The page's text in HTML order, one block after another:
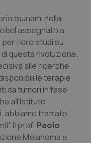
tsunami nella
assegnato a
per i loro studi su
questa rivoluzione.
alle ricerche
le terapie
da tumori in fase
all’Istituto
abbiamo trattato
Il prof. Paolo
Melanoma e